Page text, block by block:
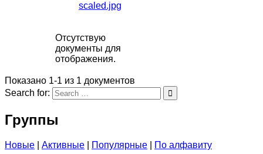
scaled.jpg
Отсутствую
документы для
отображения.
Показано 1-1 из 1 документов
Search for:
Группы
Новые Активные Популярные По алфавиту